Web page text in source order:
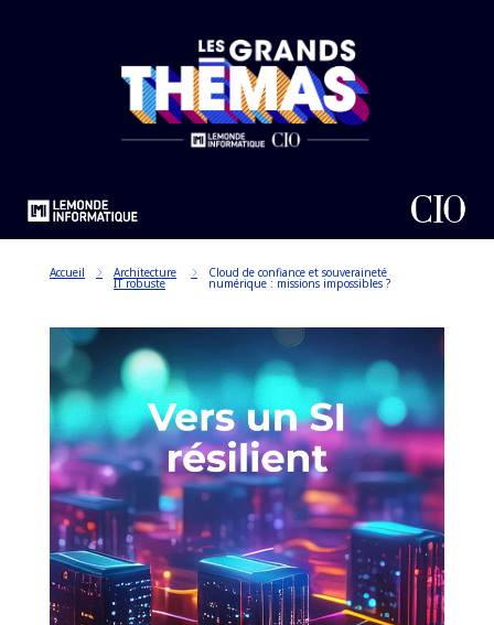
Accueil Architecture
IT robuste
Cloud de confiance et souveraineté
numérique : missions impossibles ?